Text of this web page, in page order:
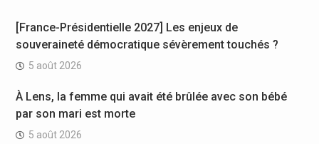
[France-Présidentielle 2027] Les enjeux de
souveraineté démocratique sévèrement touchés ?
5 août 2026
À Lens, la femme qui avait été brûlée avec son bébé
par son mari est morte
5 août 2026